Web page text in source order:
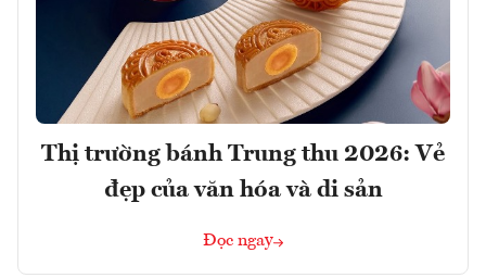
Thị trường bánh Trung thu 2026: Vẻ
đẹp của văn hóa và di sản
Đọc ngay